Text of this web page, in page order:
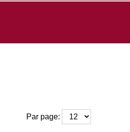
Par page: